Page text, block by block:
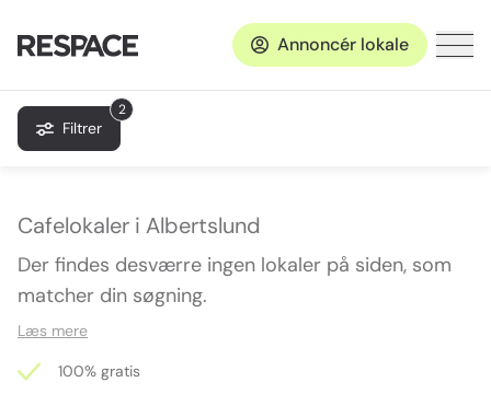
Annoncér lokale
2
Filtrer
Cafelokaler i Albertslund
Der findes desværre ingen lokaler på siden, som
matcher din søgning.
Læs mere
100% gratis